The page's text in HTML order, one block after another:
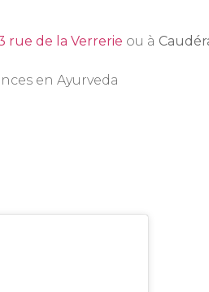
rue de la Verrerie ou à
en Ayurveda